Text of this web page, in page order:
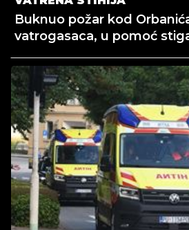
Buknuo požar kod
vatrogasaca, u pomoć